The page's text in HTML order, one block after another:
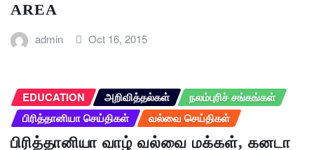
AREA
admin Oct 16, 2015
EDUCATION அறிவித்தல்கள்
நலம்புரிச் சங்கங்கள்
பிரித்தானியா செய்திகள்
வல்வை செய்திகள்
பிரித்தானியா வாழ் வல்வை மக்கள், கனடா